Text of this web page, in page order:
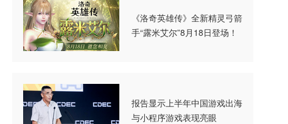
《洛奇英雄传》全新精灵弓箭
手“露米艾尔”8月18日登场！
报告显示上半年中国游戏出海
与小程序游戏表现亮眼